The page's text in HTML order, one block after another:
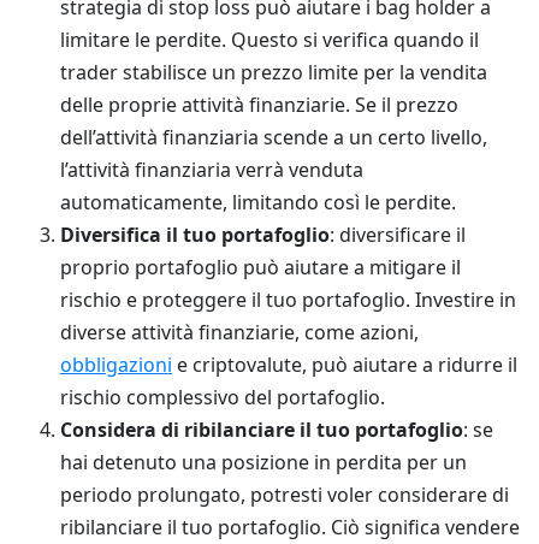
strategia di stop loss può aiutare i bag holder a
limitare le perdite. Questo si verifica quando il
trader stabilisce un prezzo limite per la vendita
delle proprie attività finanziarie. Se il prezzo
dell’attività finanziaria scende a un certo livello,
l’attività finanziaria verrà venduta
automaticamente, limitando così le perdite.
Diversifica il tuo portafoglio: diversificare il
proprio portafoglio può aiutare a mitigare il
rischio e proteggere il tuo portafoglio. Investire in
diverse attività finanziarie, come azioni,
obbligazioni e criptovalute, può aiutare a ridurre il
rischio complessivo del portafoglio.
Considera di ribilanciare il tuo portafoglio: se
hai detenuto una posizione in perdita per un
periodo prolungato, potresti voler considerare di
ribilanciare il tuo portafoglio. Ciò significa vendere